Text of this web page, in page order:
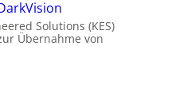
Solutions (KES)
Übernahme von